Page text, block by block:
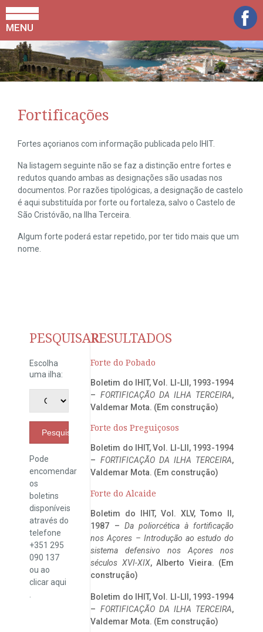
MENU
Fortificações
Fortes açorianos com informação publicada pelo IHIT.
Na listagem seguinte não se faz a distinção entre fortes e
redutos quando ambas as designações são usadas nos
documentos. Por razões tipológicas, a designação de castelo
é aqui substituída por forte ou fortaleza, salvo o Castelo de
São Cristóvão, na Ilha Terceira.
Algum forte poderá estar repetido, por ter tido mais que um
nome.
PESQUISAR
Escolha
uma ilha:
Pesquisar
Pode
encomendar
os
boletins
disponíveis
através do
telefone
+351 295
090 137
ou ao
clicaraqui
RESULTADOS
Forte do Pobado
Boletim do IHIT, Vol. LI-LII, 1993-1994
– FORTIFICAÇÃO DA ILHA TERCEIRA,
Valdemar Mota. (Em construção)
Forte dos Preguiçosos
Boletim do IHIT, Vol. LI-LII, 1993-1994
– FORTIFICAÇÃO DA ILHA TERCEIRA,
Valdemar Mota. (Em construção)
Forte do Alcaide
Boletim do IHIT, Vol. XLV, Tomo II,
1987 – Da poliorcética à fortificação
nos Açores – Introdução ao estudo do
sistema defensivo nos Açores nos
séculos XVI-XIX, Alberto Vieira. (Em
construção)
Boletim do IHIT, Vol. LI-LII, 1993-1994
– FORTIFICAÇÃO DA ILHA TERCEIRA,
Valdemar Mota. (Em construção)